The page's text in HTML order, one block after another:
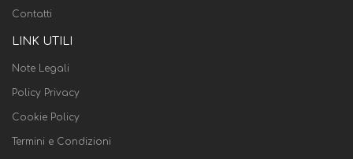
Contatti
LINK UTILI
Note Legali
Policy Privacy
Cookie Policy
Termini e Condizioni